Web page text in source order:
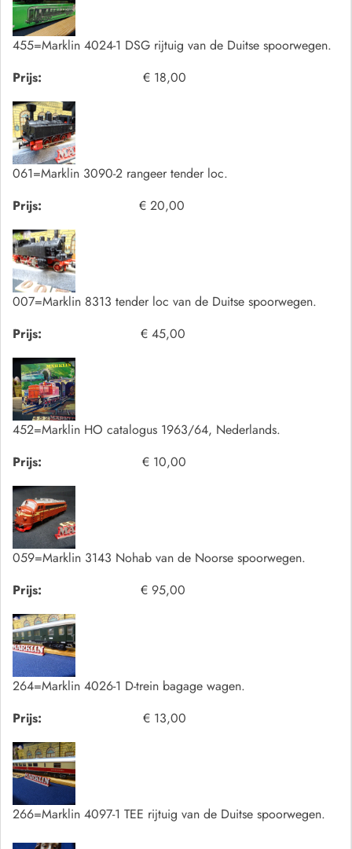
455=Marklin 4024-1 DSG rijtuig van de Duitse spoorwegen.
Prijs:
€ 18,00
061=Marklin 3090-2 rangeer tender loc.
Prijs:
€ 20,00
007=Marklin 8313 tender loc van de Duitse spoorwegen.
Prijs:
€ 45,00
452=Marklin HO catalogus 1963/64, Nederlands.
Prijs:
€ 10,00
059=Marklin 3143 Nohab van de Noorse spoorwegen.
Prijs:
€ 95,00
264=Marklin 4026-1 D-trein bagage wagen.
Prijs:
€ 13,00
266=Marklin 4097-1 TEE rijtuig van de Duitse spoorwegen.